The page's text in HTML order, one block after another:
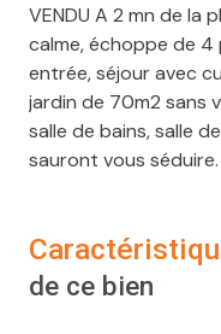
VENDU A 2 mn de la
calme, échoppe de
entrée, séjour avec
jardin de 70m2 sans
salle de bains, salle
sauront vous
de ce bien